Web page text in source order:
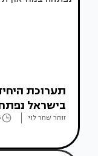
תערוכת
בישראל
זוהר שחר לוי